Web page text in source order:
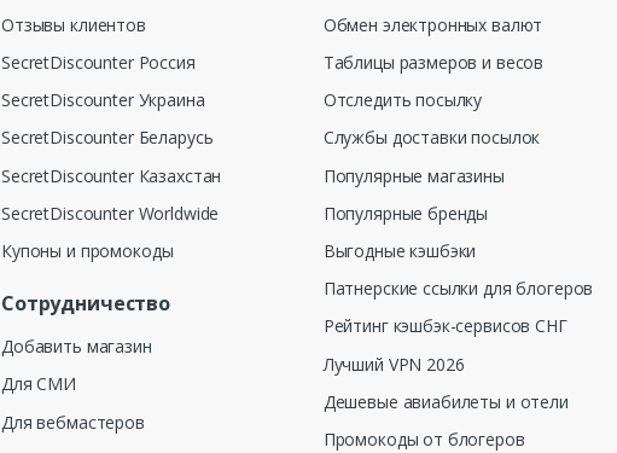
Отзывы клиентов
SecretDiscounter Россия
SecretDiscounter Украина
SecretDiscounter Беларусь
SecretDiscounter Казахстан
SecretDiscounter Worldwide
Купоны и промокоды
Сотрудничество
Добавить магазин
Для СМИ
Для вебмастеров
Обмен электронных валют
Таблицы размеров и весов
Отследить посылку
Службы доставки посылок
Популярные магазины
Популярные бренды
Выгодные кэшбэки
Патнерские ссылки для блогеров
Рейтинг кэшбэк-сервисов СНГ
Лучший VPN 2026
Дешевые авиабилеты и отели
Промокоды от блогеров